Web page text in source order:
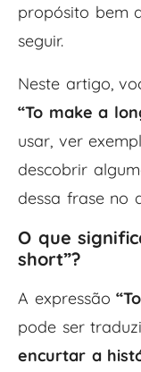
propósito bem
seguir.
Neste artigo,
“To make a
usar, ver
descobrir
dessa frase no
O que
short”?
A expressão
pode ser
encurtar a